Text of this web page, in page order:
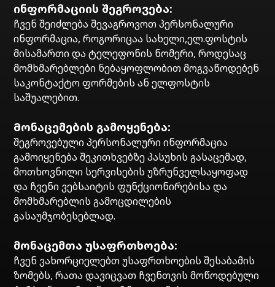
ინფორმაციის შეგროვება:
ჩვენ შეიძლება შევაგროვოთ პერსონალური
ინფორმაცია, როგორიცაა სახელი,ელ.ფოსტის
მისამართი და ტელეფონის ნომერი, როდესაც
მომხმარებლები ნებაყოფლობით მოგვაწოდებენ
საკონტაქტო ფორმების ან ელფოსტის
საშუალებით.
Მონაცემების გამოყენება:
შეგროვებული პერსონალური ინფორმაცია
გამოიყენება შეკითხვებზე პასუხის გასაცემად,
მოთხოვნილი სერვისების უზრუნველსაყოფად
და ჩვენი ვებსაიტის ფუნქციონირებისა და
მომხმარებლის გამოცდილების
გასაუმჯობესებლად.
მონაცემთა უსაფრთხოება:
ჩვენ ვახორციელებთ უსაფრთხოების შესაბამის
ზომებს, რათა დავიცვათ ჩვენთვის მოწოდებული